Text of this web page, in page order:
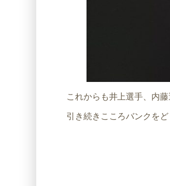
これからも井上選手、内
引き続きこころバンクを